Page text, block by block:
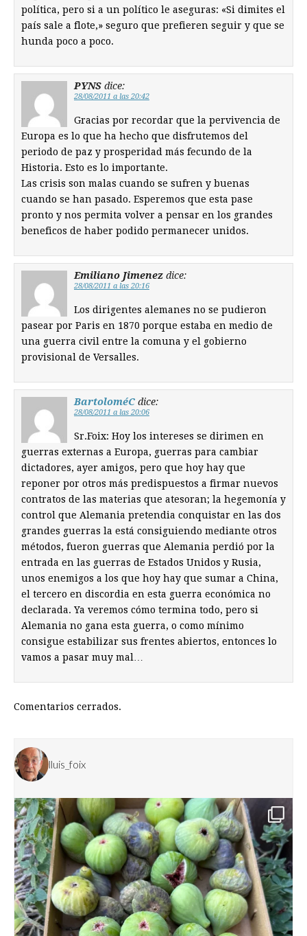
política, pero si a un político le aseguras: «Si dimites el
país sale a flote,» seguro que prefieren seguir y que se
hunda poco a poco.
PYNS dice:
28/08/2011 a las 20:42
Gracias por recordar que la pervivencia de
Europa es lo que ha hecho que disfrutemos del
periodo de paz y prosperidad más fecundo de la
Historia. Esto es lo importante.
Las crisis son malas cuando se sufren y buenas
cuando se han pasado. Esperemos que esta pase
pronto y nos permita volver a pensar en los grandes
beneficos de haber podido permanecer unidos.
Emiliano Jimenez dice:
28/08/2011 a las 20:16
Los dirigentes alemanes no se pudieron
pasear por Paris en 1870 porque estaba en medio de
una guerra civil entre la comuna y el gobierno
provisional de Versalles.
BartoloméC dice:
28/08/2011 a las 20:06
Sr.Foix: Hoy los intereses se dirimen en
guerras externas a Europa, guerras para cambiar
dictadores, ayer amigos, pero que hoy hay que
reponer por otros más predispuestos a firmar nuevos
contratos de las materias que atesoran; la hegemonía y
control que Alemania pretendia conquistar en las dos
grandes guerras la está consiguiendo mediante otros
métodos, fueron guerras que Alemania perdió por la
entrada en las guerras de Estados Unidos y Rusia,
unos enemigos a los que hoy hay que sumar a China,
el tercero en discordia en esta guerra económica no
declarada. Ya veremos cómo termina todo, pero si
Alemania no gana esta guerra, o como mínimo
consigue estabilizar sus frentes abiertos, entonces lo
vamos a pasar muy mal…
Comentarios cerrados.
lluis_foix